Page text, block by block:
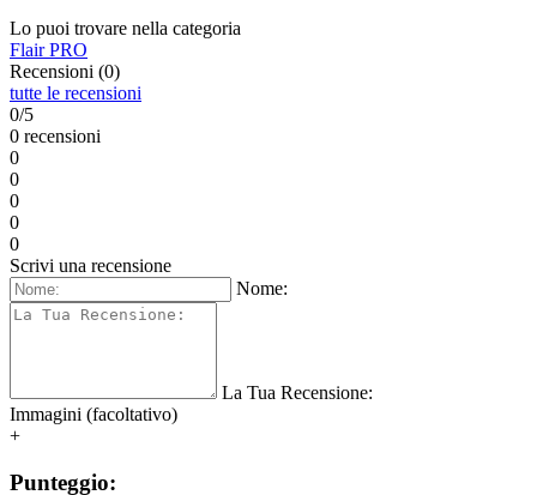
Lo puoi trovare nella categoria
Flair PRO
Recensioni (0)
tutte le recensioni
0/5
0 recensioni
0
0
0
0
0
Scrivi una recensione
Nome:
La Tua Recensione:
Immagini (facoltativo)
+
Punteggio: